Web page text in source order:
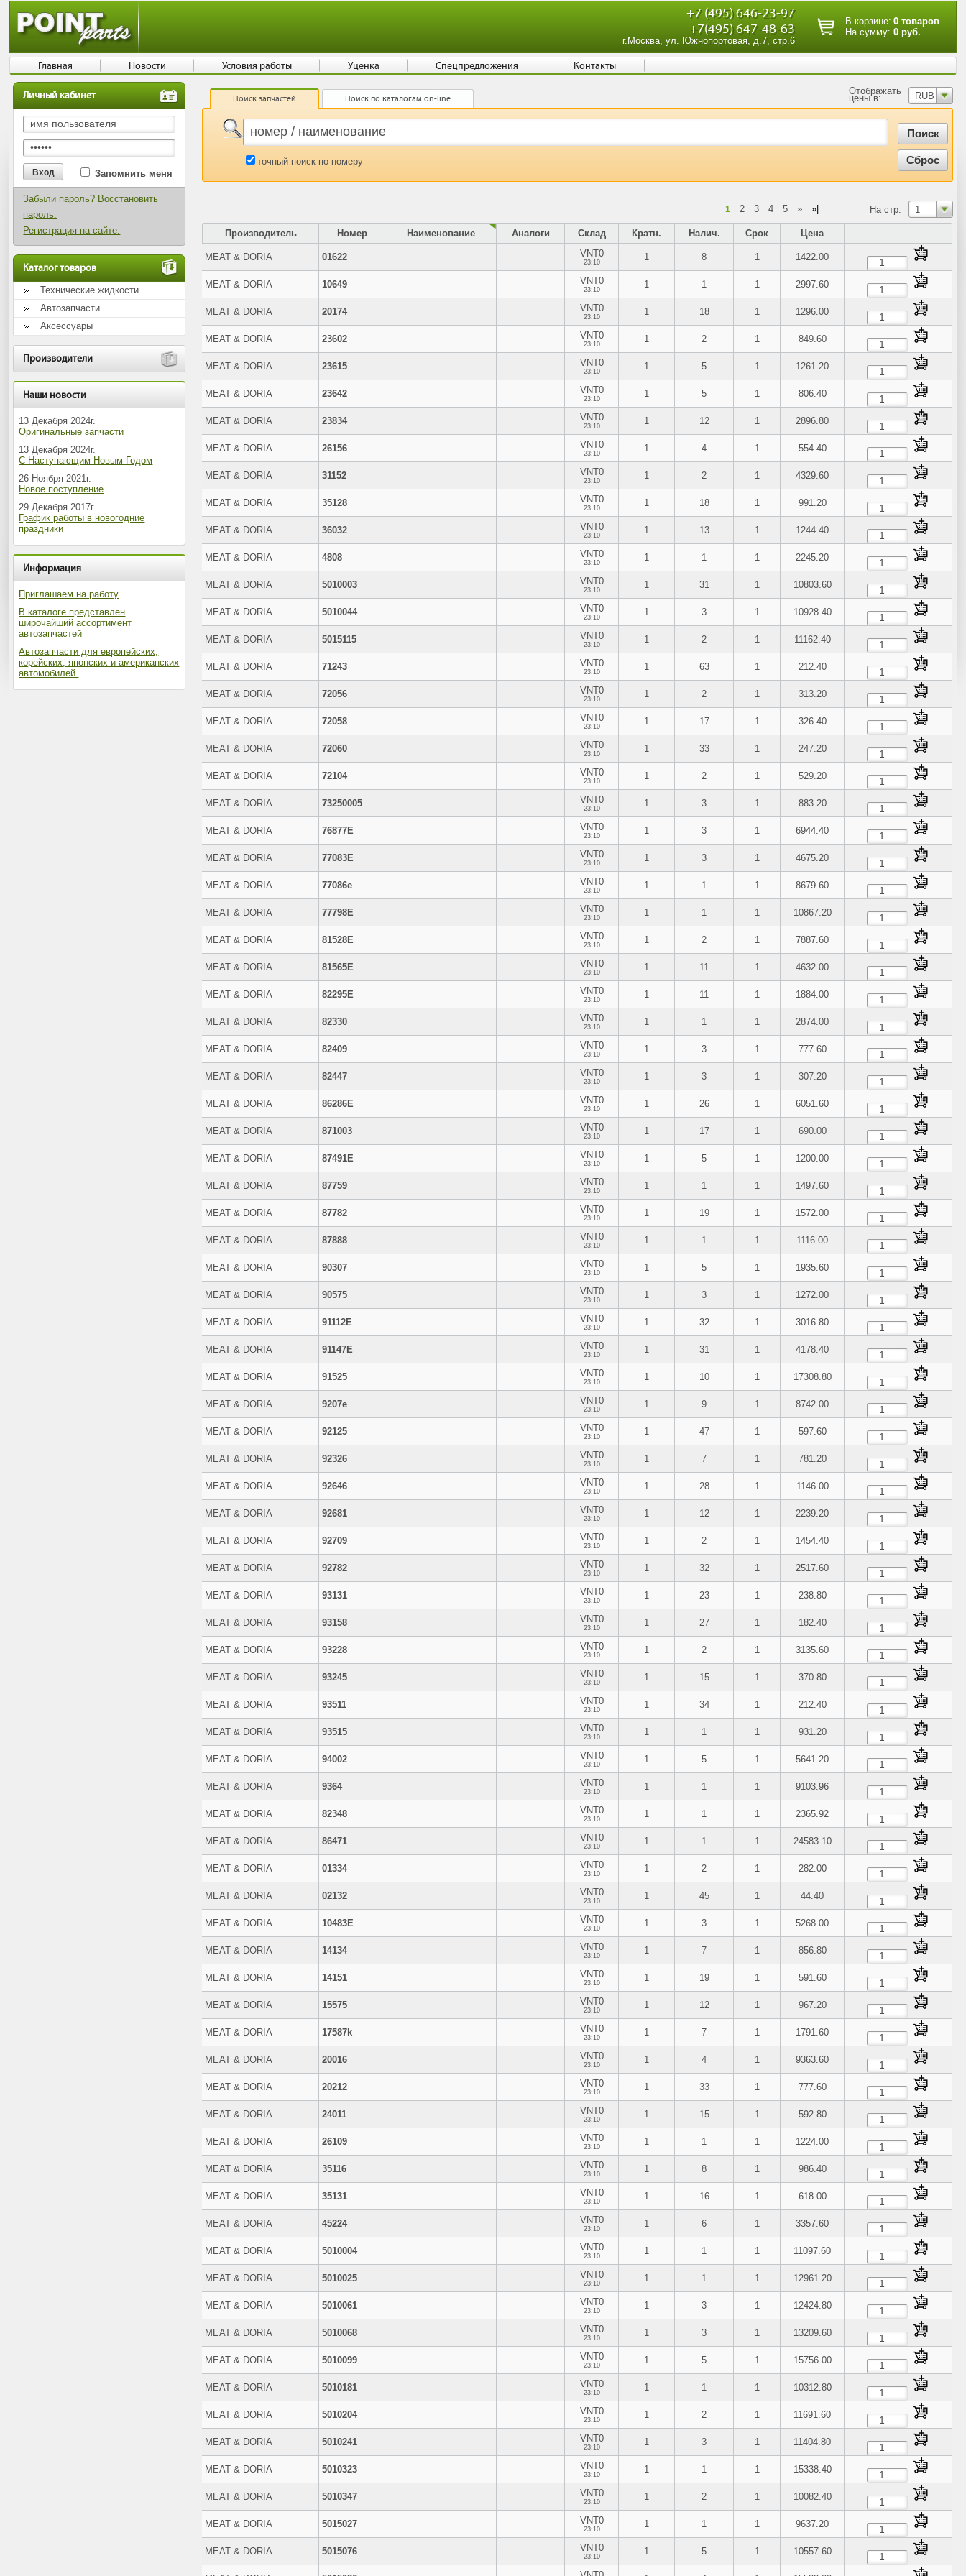
Личный кабинет
Запомнить меня
Забыли пароль? Восстановить
пароль.
Регистрация на сайте.
Каталог товаров
Технические жидкости
Автозапчасти
Аксессуары
Производители
Наши новости
13 Декабря 2024г.
Оригинальные запчасти
13 Декабря 2024г.
С Наступающим Новым Годом
26 Ноября 2021г.
Новое поступление
29 Декабря 2017г.
График работы в новогодние
праздники
Информация
Приглашаем на работу
В каталоге представлен
широчайший ассортимент
автозапчастей
Автозапчасти для европейских,
корейских, японских и американских
автомобилей.
Поиск запчастей Поиск по каталогам on-line RUB
Отображать
цены в:
точный поиск по номеру
На стр. 1
1 2 3 4 5 » »|
Производитель Номер Наименование Аналоги Склад Кратн. Налич. Срок Цена
MEAT & DORIA 01622 VNT0
23:10 1 8 1 1422.00
MEAT & DORIA 10649 VNT0
23:10 1 1 1 2997.60
MEAT & DORIA 20174 VNT0
23:10 1 18 1 1296.00
MEAT & DORIA 23602 VNT0
23:10 1 2 1 849.60
MEAT & DORIA 23615 VNT0
23:10 1 5 1 1261.20
MEAT & DORIA 23642 VNT0
23:10 1 5 1 806.40
MEAT & DORIA 23834 VNT0
23:10 1 12 1 2896.80
MEAT & DORIA 26156 VNT0
23:10 1 4 1 554.40
MEAT & DORIA 31152 VNT0
23:10 1 2 1 4329.60
MEAT & DORIA 35128 VNT0
23:10 1 18 1 991.20
MEAT & DORIA 36032 VNT0
23:10 1 13 1 1244.40
MEAT & DORIA 4808 VNT0
23:10 1 1 1 2245.20
MEAT & DORIA 5010003 VNT0
23:10 1 31 1 10803.60
MEAT & DORIA 5010044 VNT0
23:10 1 3 1 10928.40
MEAT & DORIA 5015115 VNT0
23:10 1 2 1 11162.40
MEAT & DORIA 71243 VNT0
23:10 1 63 1 212.40
MEAT & DORIA 72056 VNT0
23:10 1 2 1 313.20
MEAT & DORIA 72058 VNT0
23:10 1 17 1 326.40
MEAT & DORIA 72060 VNT0
23:10 1 33 1 247.20
MEAT & DORIA 72104 VNT0
23:10 1 2 1 529.20
MEAT & DORIA 73250005 VNT0
23:10 1 3 1 883.20
MEAT & DORIA 76877E VNT0
23:10 1 3 1 6944.40
MEAT & DORIA 77083E VNT0
23:10 1 3 1 4675.20
MEAT & DORIA 77086e VNT0
23:10 1 1 1 8679.60
MEAT & DORIA 77798E VNT0
23:10 1 1 1 10867.20
MEAT & DORIA 81528E VNT0
23:10 1 2 1 7887.60
MEAT & DORIA 81565E VNT0
23:10 1 11 1 4632.00
MEAT & DORIA 82295E VNT0
23:10 1 11 1 1884.00
MEAT & DORIA 82330 VNT0
23:10 1 1 1 2874.00
MEAT & DORIA 82409 VNT0
23:10 1 3 1 777.60
MEAT & DORIA 82447 VNT0
23:10 1 3 1 307.20
MEAT & DORIA 86286E VNT0
23:10 1 26 1 6051.60
MEAT & DORIA 871003 VNT0
23:10 1 17 1 690.00
MEAT & DORIA 87491E VNT0
23:10 1 5 1 1200.00
MEAT & DORIA 87759 VNT0
23:10 1 1 1 1497.60
MEAT & DORIA 87782 VNT0
23:10 1 19 1 1572.00
MEAT & DORIA 87888 VNT0
23:10 1 1 1 1116.00
MEAT & DORIA 90307 VNT0
23:10 1 5 1 1935.60
MEAT & DORIA 90575 VNT0
23:10 1 3 1 1272.00
MEAT & DORIA 91112E VNT0
23:10 1 32 1 3016.80
MEAT & DORIA 91147E VNT0
23:10 1 31 1 4178.40
MEAT & DORIA 91525 VNT0
23:10 1 10 1 17308.80
MEAT & DORIA 9207e VNT0
23:10 1 9 1 8742.00
MEAT & DORIA 92125 VNT0
23:10 1 47 1 597.60
MEAT & DORIA 92326 VNT0
23:10 1 7 1 781.20
MEAT & DORIA 92646 VNT0
23:10 1 28 1 1146.00
MEAT & DORIA 92681 VNT0
23:10 1 12 1 2239.20
MEAT & DORIA 92709 VNT0
23:10 1 2 1 1454.40
MEAT & DORIA 92782 VNT0
23:10 1 32 1 2517.60
MEAT & DORIA 93131 VNT0
23:10 1 23 1 238.80
MEAT & DORIA 93158 VNT0
23:10 1 27 1 182.40
MEAT & DORIA 93228 VNT0
23:10 1 2 1 3135.60
MEAT & DORIA 93245 VNT0
23:10 1 15 1 370.80
MEAT & DORIA 93511 VNT0
23:10 1 34 1 212.40
MEAT & DORIA 93515 VNT0
23:10 1 1 1 931.20
MEAT & DORIA 94002 VNT0
23:10 1 5 1 5641.20
MEAT & DORIA 9364 VNT0
23:10 1 1 1 9103.96
MEAT & DORIA 82348 VNT0
23:10 1 1 1 2365.92
MEAT & DORIA 86471 VNT0
23:10 1 1 1 24583.10
MEAT & DORIA 01334 VNT0
23:10 1 2 1 282.00
MEAT & DORIA 02132 VNT0
23:10 1 45 1 44.40
MEAT & DORIA 10483E VNT0
23:10 1 3 1 5268.00
MEAT & DORIA 14134 VNT0
23:10 1 7 1 856.80
MEAT & DORIA 14151 VNT0
23:10 1 19 1 591.60
MEAT & DORIA 15575 VNT0
23:10 1 12 1 967.20
MEAT & DORIA 17587k VNT0
23:10 1 7 1 1791.60
MEAT & DORIA 20016 VNT0
23:10 1 4 1 9363.60
MEAT & DORIA 20212 VNT0
23:10 1 33 1 777.60
MEAT & DORIA 24011 VNT0
23:10 1 15 1 592.80
MEAT & DORIA 26109 VNT0
23:10 1 1 1 1224.00
MEAT & DORIA 35116 VNT0
23:10 1 8 1 986.40
MEAT & DORIA 35131 VNT0
23:10 1 16 1 618.00
MEAT & DORIA 45224 VNT0
23:10 1 6 1 3357.60
MEAT & DORIA 5010004 VNT0
23:10 1 1 1 11097.60
MEAT & DORIA 5010025 VNT0
23:10 1 1 1 12961.20
MEAT & DORIA 5010061 VNT0
23:10 1 3 1 12424.80
MEAT & DORIA 5010068 VNT0
23:10 1 3 1 13209.60
MEAT & DORIA 5010099 VNT0
23:10 1 5 1 15756.00
MEAT & DORIA 5010181 VNT0
23:10 1 1 1 10312.80
MEAT & DORIA 5010204 VNT0
23:10 1 2 1 11691.60
MEAT & DORIA 5010241 VNT0
23:10 1 3 1 11404.80
MEAT & DORIA 5010323 VNT0
23:10 1 1 1 15338.40
MEAT & DORIA 5010347 VNT0
23:10 1 2 1 10082.40
MEAT & DORIA 5015027 VNT0
23:10 1 1 1 9637.20
MEAT & DORIA 5015076 VNT0
23:10 1 5 1 10557.60
Главная Новости Условия работы Уценка Спецпредложения Контакты
+7 (495) 646-23-97
+7(495) 647-48-63
г.Москва, ул. Южнопортовая, д.7, стр.6
В корзине: 0 товаров
На сумму: 0 руб.